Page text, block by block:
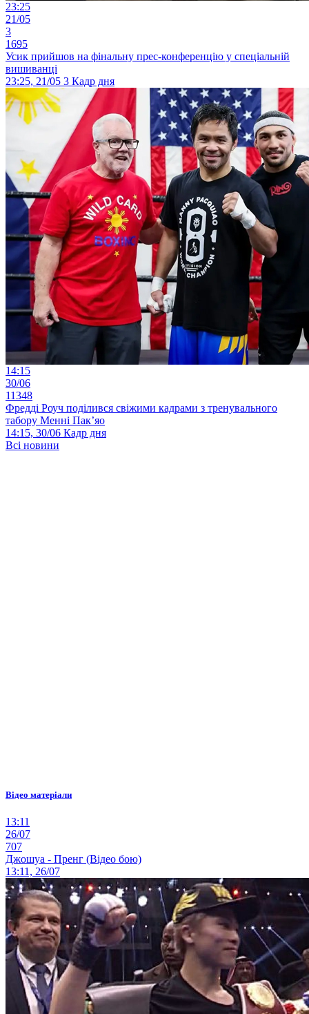
23:25
21/05
3
1695
Усик прийшов на фінальну прес-конференцію у спеціальній
вишиванці
23:25, 21/05 3 Кадр дня
14:15
30/06
11348
Фредді Роуч поділився свіжими кадрами з тренувального
табору Менні Пак’яо
14:15, 30/06 Кадр дня
Всі новини
Відео матеріали
13:11
26/07
707
Джошуа - Пренг (Відео бою)
13:11, 26/07